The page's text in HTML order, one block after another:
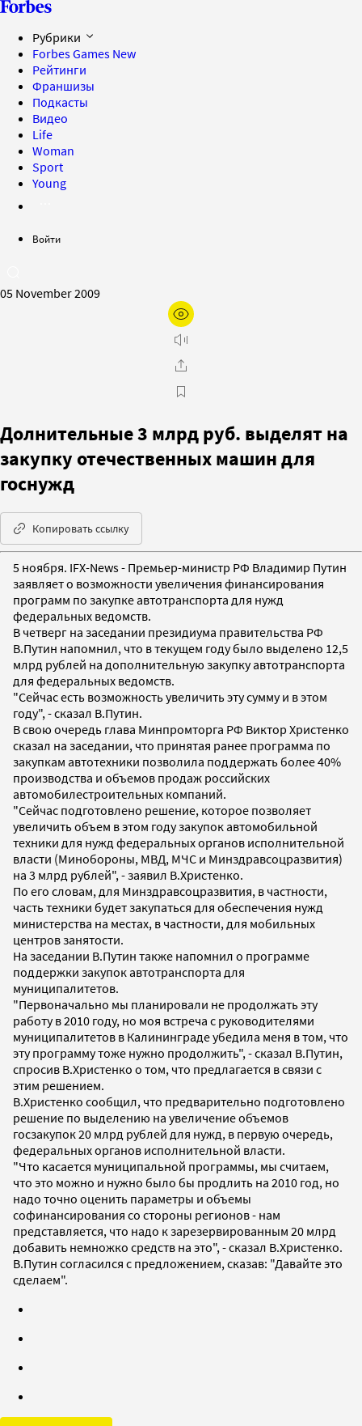
Рубрики
Forbes Games New
Рейтинги
Франшизы
Подкасты
Видео
Life
Woman
Sport
Young
Войти
05 November 2009
Долнительные 3 млрд руб. выделят на
закупку отечественных машин для
госнужд
Копировать ссылку
5 ноября. IFX-News - Премьер-министр РФ Владимир Путин
заявляет о возможности увеличения финансирования
программ по закупке автотранспорта для нужд
федеральных ведомств.
В четверг на заседании президиума правительства РФ
В.Путин напомнил, что в текущем году было выделено 12,5
млрд рублей на дополнительную закупку автотранспорта
для федеральных ведомств.
"Сейчас есть возможность увеличить эту сумму и в этом
году", - сказал В.Путин.
В свою очередь глава Минпромторга РФ Виктор Христенко
сказал на заседании, что принятая ранее программа по
закупкам автотехники позволила поддержать более 40%
производства и объемов продаж российских
автомобилестроительных компаний.
"Сейчас подготовлено решение, которое позволяет
увеличить объем в этом году закупок автомобильной
техники для нужд федеральных органов исполнительной
власти (Минобороны, МВД, МЧС и Минздравсоцразвития)
на 3 млрд рублей", - заявил В.Христенко.
По его словам, для Минздравсоцразвития, в частности,
часть техники будет закупаться для обеспечения нужд
министерства на местах, в частности, для мобильных
центров занятости.
На заседании В.Путин также напомнил о программе
поддержки закупок автотранспорта для
муниципалитетов.
"Первоначально мы планировали не продолжать эту
работу в 2010 году, но моя встреча с руководителями
муниципалитетов в Калининграде убедила меня в том, что
эту программу тоже нужно продолжить", - сказал В.Путин,
спросив В.Христенко о том, что предлагается в связи с
этим решением.
В.Христенко сообщил, что предварительно подготовлено
решение по выделению на увеличение объемов
госзакупок 20 млрд рублей для нужд, в первую очередь,
федеральных органов исполнительной власти.
"Что касается муниципальной программы, мы считаем,
что это можно и нужно было бы продлить на 2010 год, но
надо точно оценить параметры и объемы
софинансирования со стороны регионов - нам
представляется, что надо к зарезервированным 20 млрд
добавить немножко средств на это", - сказал В.Христенко.
В.Путин согласился с предложением, сказав: "Давайте это
сделаем".